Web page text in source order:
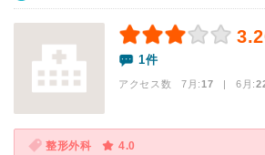
1件
アクセス数 7月:17 | 6月:
整形外科
4.0